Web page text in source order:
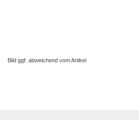
Bild ggf. abweichend vom Artikel